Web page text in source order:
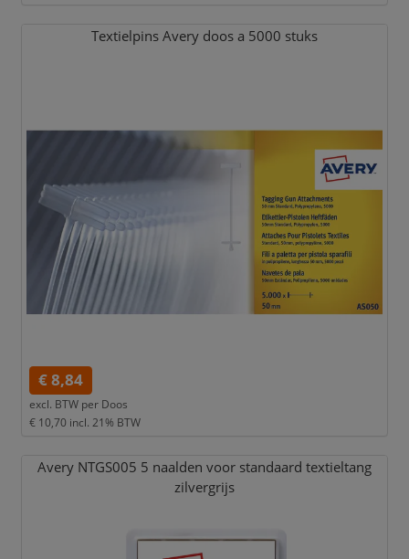
Textielpins Avery doos a 5000 stuks
€ 8,84
excl. BTW per Doos
€ 10,70 incl. 21% BTW
Avery NTGS005 5 naalden voor standaard textieltang
zilvergrijs